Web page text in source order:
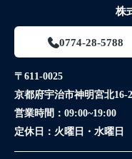
株
0774-28-5788
〒611-0025
京都府宇治市神明宮北16-
営業時間： 09:00~19:00
定休日： 火曜日・水曜日